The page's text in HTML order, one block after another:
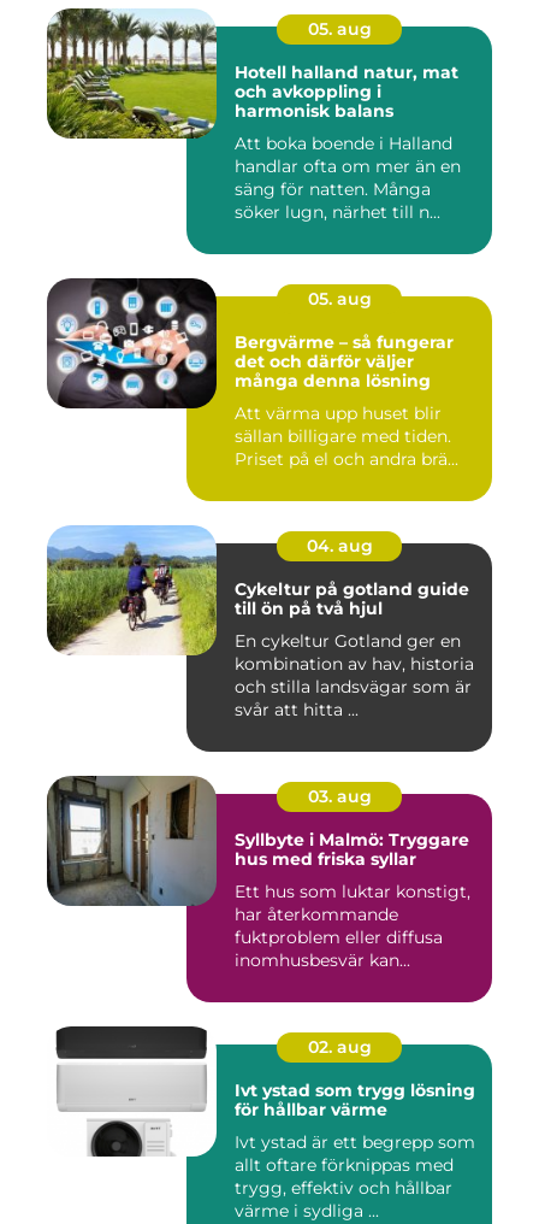
05. aug
Hotell halland natur, mat
och avkoppling i
harmonisk balans
Att boka boende i Halland
handlar ofta om mer än en
säng för natten. Många
söker lugn, närhet till n...
05. aug
Bergvärme – så fungerar
det och därför väljer
många denna lösning
Att värma upp huset blir
sällan billigare med tiden.
Priset på el och andra brä...
04. aug
Cykeltur på gotland guide
till ön på två hjul
En cykeltur Gotland ger en
kombination av hav, historia
och stilla landsvägar som är
svår att hitta ...
03. aug
Syllbyte i Malmö: Tryggare
hus med friska syllar
Ett hus som luktar konstigt,
har återkommande
fuktproblem eller diffusa
inomhusbesvär kan...
02. aug
Ivt ystad som trygg lösning
för hållbar värme
Ivt ystad är ett begrepp som
allt oftare förknippas med
trygg, effektiv och hållbar
värme i sydliga ...